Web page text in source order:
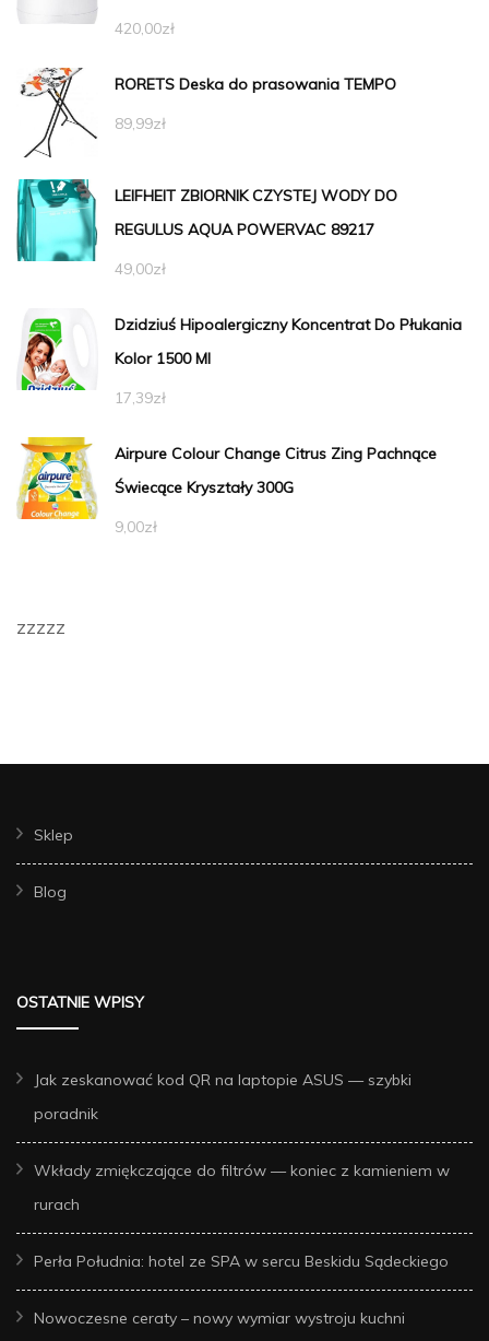
420,00zł
RORETS Deska do prasowania TEMPO
89,99zł
LEIFHEIT ZBIORNIK CZYSTEJ WODY DO
REGULUS AQUA POWERVAC 89217
49,00zł
Dzidziuś Hipoalergiczny Koncentrat Do Płukania
Kolor 1500 Ml
17,39zł
Airpure Colour Change Citrus Zing Pachnące
Świecące Kryształy 300G
9,00zł
zzzzz
Sklep
Blog
OSTATNIE WPISY
Jak zeskanować kod QR na laptopie ASUS — szybki
poradnik
Wkłady zmiękczające do filtrów — koniec z kamieniem w
rurach
Perła Południa: hotel ze SPA w sercu Beskidu Sądeckiego
Nowoczesne ceraty – nowy wymiar wystroju kuchni